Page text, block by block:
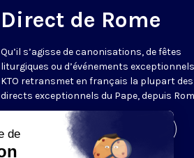
Direct de Rome
Qu’il s’agisse de canonisations, de fêtes
liturgiques ou d’événements
KTO retransmet en français la plupart des
directs exceptionnels du Pape, depuis
Visiter la page de l'émission